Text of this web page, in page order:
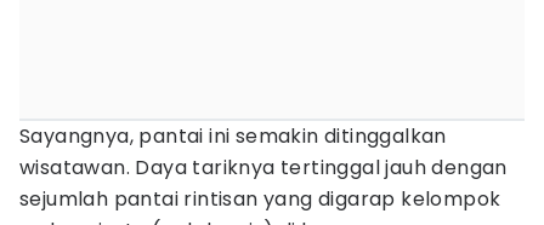
Sayangnya, pantai ini semakin ditinggalkan
wisatawan. Daya tariknya tertinggal jauh dengan
sejumlah pantai rintisan yang digarap kelompok